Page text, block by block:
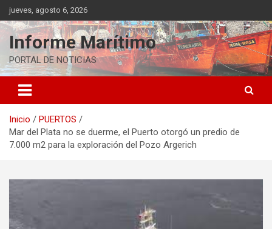
Saltar
al
contenido
jueves, agosto 6, 2026
Informe Marítimo
PORTAL DE NOTICIAS
Inicio
PUERTOS
Mar del Plata no se duerme, el Puerto otorgó un predio de
7.000 m2 para la exploración del Pozo Argerich